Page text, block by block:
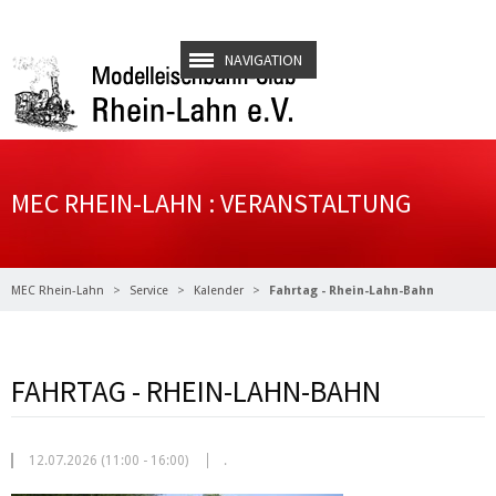
NAVIGATION
MEC RHEIN-LAHN : VERANSTALTUNG
MEC Rhein-Lahn Service Kalender Fahrtag - Rhein-Lahn-Bahn
FAHRTAG - RHEIN-LAHN-BAHN
12.07.2026 (11:00 - 16:00) .